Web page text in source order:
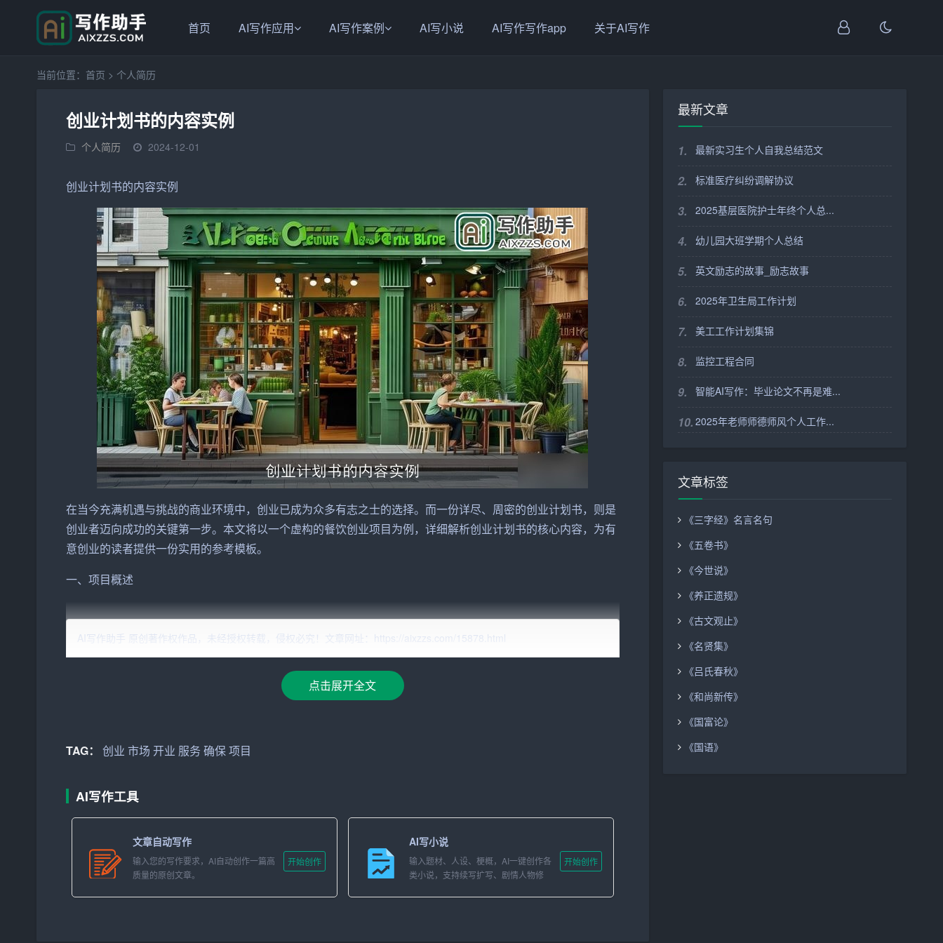
首页 AI写作应用 AI写作案例 AI写小说 AI写作写作app 关于AI写作
当前位置： 首页 > 个人简历
创业计划书的内容实例
个人简历 2024-12-01
创业计划书的内容实例
在当今充满机遇与挑战的商业环境中，创业已成为众多有志之士的选择。而一份详尽、周密的创业计划书，则是
创业者迈向成功的关键第一步。本文将以一个虚构的餐饮创业项目为例，详细解析创业计划书的核心内容，为有
意创业的读者提供一份实用的参考模板。
一、项目概述
项目名称：绿意盎然健康餐厅
项目定位：以提供绿色、健康、有机的餐饮 服务 为主，打造都市中的“田园餐桌”。
项目愿景：成为城市居民首选的健康餐饮品牌，倡导绿色生活方式。
费者愿意为高品质、健康安全的食品支付溢价。
3. 竞争分析：市场上已有部分健康餐饮品牌，但大多集中在高端市场，且产品同质化严重。绿意盎然健康餐厅将
通过独特的田园风格装修、多样化的健康菜品以及亲民的价格策略，形成差异化竞争优势。
三、产品与服务
1. 产品线：包括有机蔬菜沙拉、低脂轻食套餐、全麦面包、鲜榨果汁等，所有食材均来自认证的有机农场。
AI写作助手 原创著作权作品，未经授权转载，侵权必究！文章网址：https://aixzzs.com/15878.html
点击展开全文
TAG： 创业 市场 开业 服务 确保项目
AI写作工具
文章自动写作
输入您的写作要求，AI自动创作一篇高
质量的原创文章。
开始创作
AI写小说
输入题材、人设、梗概，AI一键创作各
类小说，支持续写扩写、剧情人物修
开始创作
最新文章
1. 最新实习生个人自我总结范文
2. 标准医疗纠纷调解协议
3. 2025基层医院护士年终个人总...
4. 幼儿园大班学期个人总结
5. 英文励志的故事_励志故事
6. 2025年卫生局工作计划
7. 美工工作计划集锦
8. 监控工程合同
9. 智能AI写作：毕业论文不再是难...
10. 2025年老师师德师风个人工作...
文章标签
《三字经》名言名句
《五卷书》
《今世说》
《养正遗规》
《古文观止》
《名贤集》
《吕氏春秋》
《和尚新传》
《国富论》
《国语》